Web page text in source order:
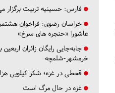
فارس: حسینیه تربیت برگزار
خراسان رضوی: فراخوان
عاشورا «حنجره های سرخ»
جابه‌جایی رایگان زائران
خرمشهر-شلمچه
قحطی در غزه؛ شکر کیلویی
غزه در حال مرگ است